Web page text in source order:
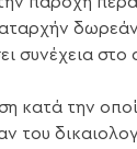
συνέχεια στο
κατά την
του